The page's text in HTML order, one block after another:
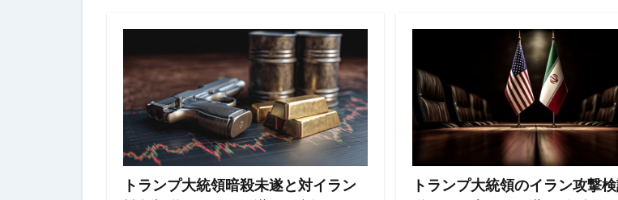
トランプ大統領暗殺未遂と対イラン
トランプ大統領のイラン攻撃